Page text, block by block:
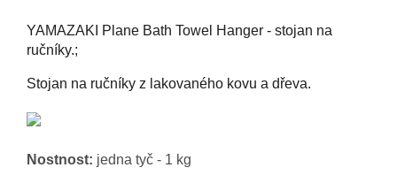
YAMAZAKI Plane Bath Towel Hanger - stojan na
ručníky.;
Stojan na ručníky z lakovaného kovu a dřeva.
Nostnost: jedna tyč - 1 kg